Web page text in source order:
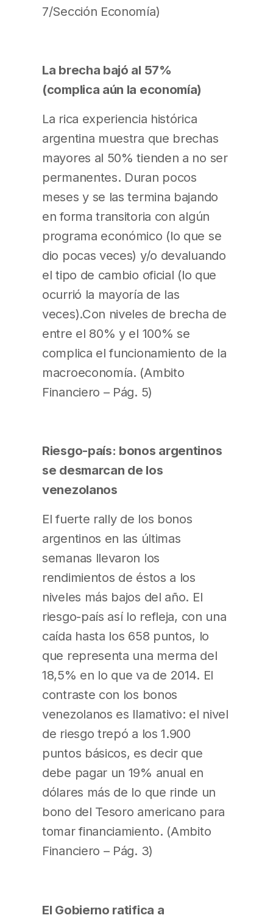
7/Sección Economía)
La brecha bajó al 57%
(complica aún la economía)
La rica experiencia histórica
argentina muestra que brechas
mayores al 50% tienden a no ser
permanentes. Duran pocos
meses y se las termina bajando
en forma transitoria con algún
programa económico (lo que se
dio pocas veces) y/o devaluando
el tipo de cambio oficial (lo que
ocurrió la mayoría de las
veces).Con niveles de brecha de
entre el 80% y el 100% se
complica el funcionamiento de la
macroeconomía. (Ambito
Financiero – Pág. 5)
Riesgo-país: bonos argentinos
se desmarcan de los
venezolanos
El fuerte rally de los bonos
argentinos en las últimas
semanas llevaron los
rendimientos de éstos a los
niveles más bajos del año. El
riesgo-país así lo refleja, con una
caída hasta los 658 puntos, lo
que representa una merma del
18,5% en lo que va de 2014. El
contraste con los bonos
venezolanos es llamativo: el nivel
de riesgo trepó a los 1.900
puntos básicos, es decir que
debe pagar un 19% anual en
dólares más de lo que rinde un
bono del Tesoro americano para
tomar financiamiento. (Ambito
Financiero – Pág. 3)
El Gobierno ratifica a